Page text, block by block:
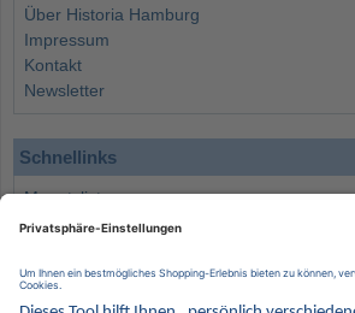
Über Historia Hamburg
Impressum
Kontakt
Newsletter
Schnellinks
Monatsliste
Angebote
Wissenswertes